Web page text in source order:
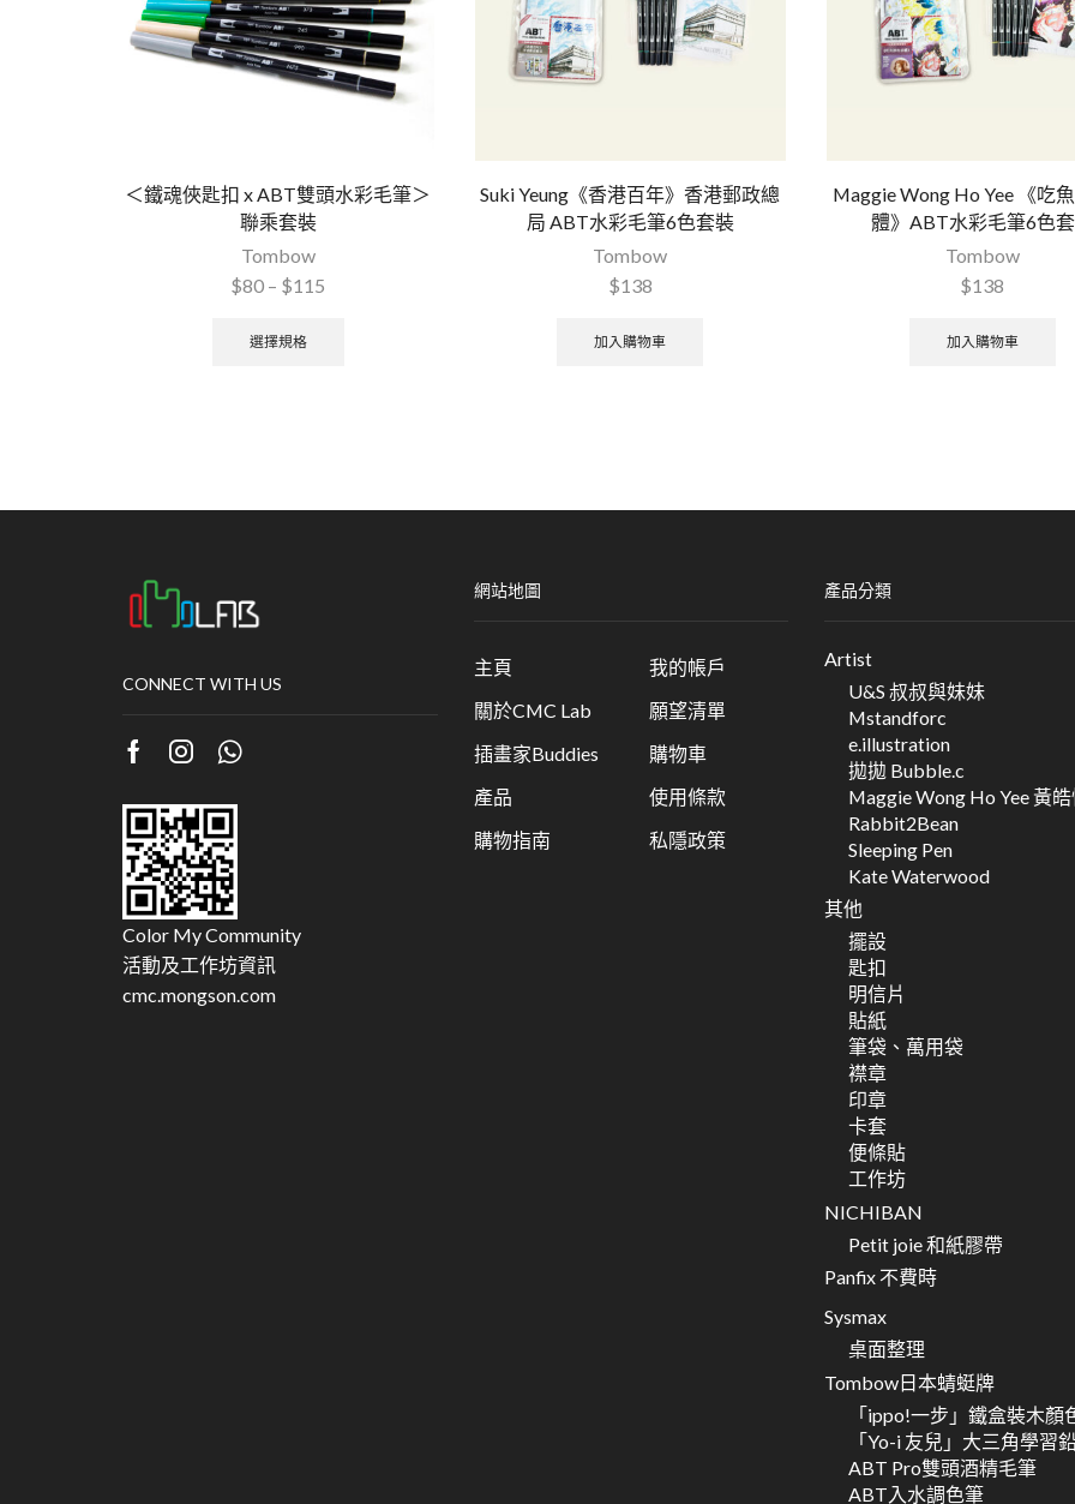
＜鐵魂俠匙扣 x ABT雙頭水彩毛筆＞
聯乘套裝
Tombow
$80 – $115
選擇規格
Suki Yeung《香港百年》香港郵政總
局 ABT水彩毛筆6色套裝
Tombow
$138
加入購物車
Maggie Wong Ho Yee 《吃
體》ABT水彩毛筆6色
Tombow
$138
加入購物車
CONNECT WITH US
Color My Community
活動及工作坊資訊
cmc.mongson.com
網站地圖
主頁
關於CMC Lab
插畫家Buddies
產品
購物指南
我的帳戶
願望清單
購物車
使用條款
私隱政策
產品分類
Artist
U&S 叔叔與妹妹
Mstandforc
e.illustration
拋拋 Bubble.c
Maggie Wong Ho Yee 黃
Rabbit2Bean
Sleeping Pen
Kate Waterwood
其他
擺設
匙扣
明信片
貼紙
筆袋、萬用袋
襟章
印章
卡套
便條貼
工作坊
NICHIBAN
Petit joie 和紙膠帶
Panfix 不費時
Sysmax
桌面整理
Tombow日本蜻蜓牌
「ippo!一步」鐵盒裝木顏
「Yo-i 友兒」大三角學習
ABT Pro雙頭酒精毛筆
ABT入水調色筆